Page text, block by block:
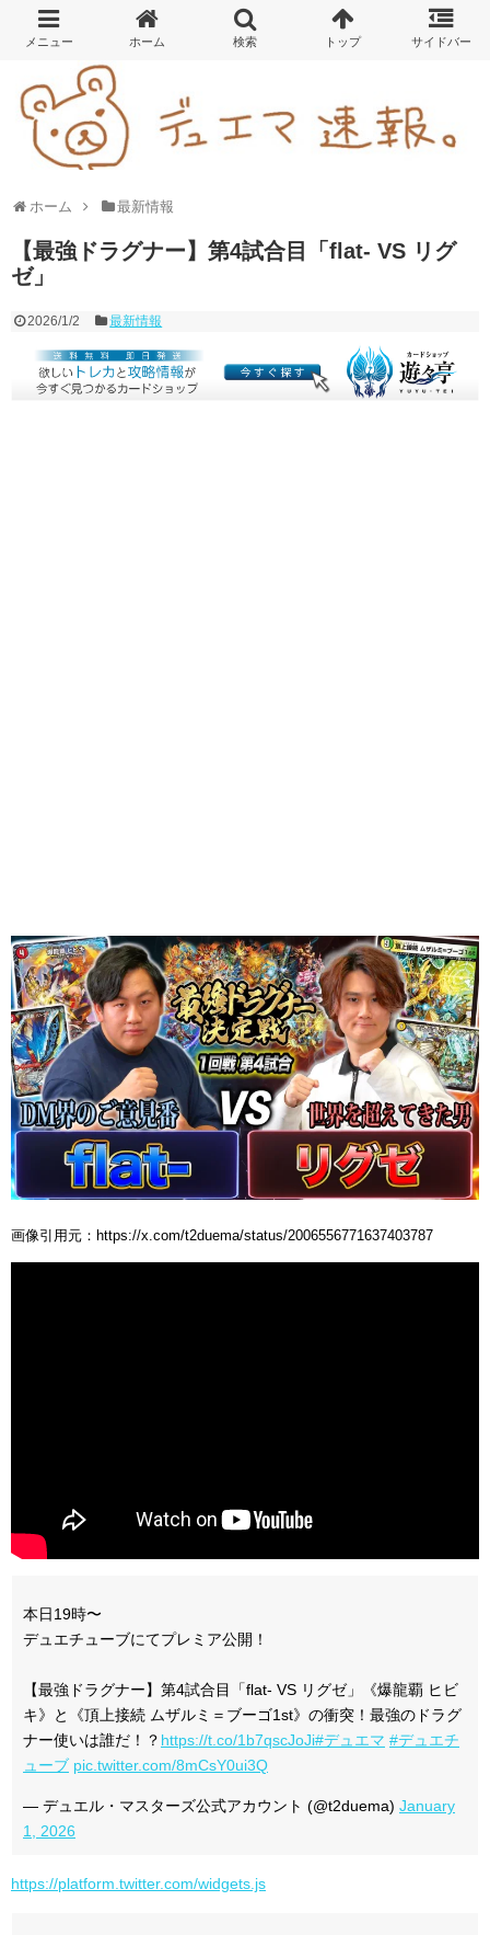
ホーム 最新情報
【最強ドラグナー】第4試合目「flat- VS リグ
ゼ」
2026/1/2 最新情報
画像引用元：https://x.com/t2duema/status/2006556771637403787
本日19時〜
デュエチューブにてプレミア公開！
【最強ドラグナー】第4試合目「flat- VS リグゼ」《爆龍覇 ヒビ
キ》と《頂上接続 ムザルミ＝ブーゴ1st》の衝突！最強のドラグ
ナー使いは誰だ！？ https://t.co/1b7qscJoJi#デュエマ #デュエチ
ューブ pic.twitter.com/8mCsY0ui3Q
— デュエル・マスターズ公式アカウント (@t2duema) January
1, 2026
https://platform.twitter.com/widgets.js